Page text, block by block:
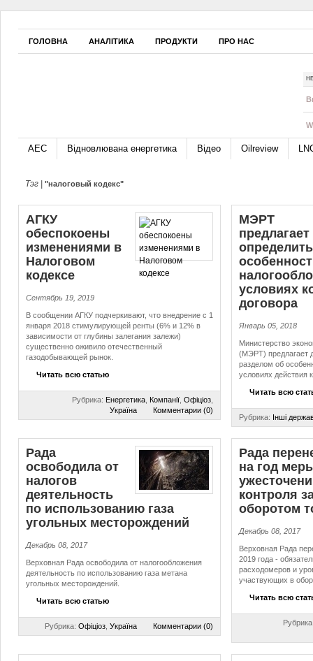
ГОЛОВНА АНАЛІТИКА ПРОДУКТИ ПРО НАС
АЕС Відновлювана енергетика Відео Oilreview
Тэг | "налоговый кодекс"
АГКУ
обеспокоены
изменениями в
Налоговом
кодексе
Сентябрь 19, 2019
В сообщении АГКУ подчеркивают, что внедрение с 1
января 2018 стимулирующей ренты (6% и 12% в
зависимости от глубины залегания залежи)
существенно оживило отечественный
газодобывающей рынок.
Читать всю статью
Рубрика: Енергетика Компанії Офіціоз
Україна
Комментарии (0)
МЭРТ
предлагает
определить
условиях
договора
Январь 05, 2018
Министерство
(МЭРТ) предлагает
разделом об
условиях действия
Читать всю
Рубрика: Інші
Рада
освободила от
налогов
деятельность
по использованию газа
угольных месторождений
Декабрь 08, 2017
Верховная Рада освободила от налогообложения
деятельность по использованию газа метана
угольных месторождений.
Читать всю статью
Рубрика: Офіціоз Україна Комментарии (0)
Рада
на год
контроля
оборотом
Декабрь 08, 2017
Верховная Рада
2019 года -
расходомеров и
участвующих в
Читать всю